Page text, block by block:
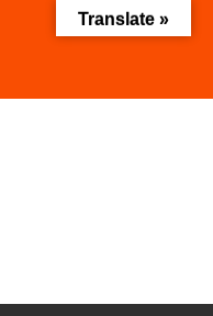
Translate »